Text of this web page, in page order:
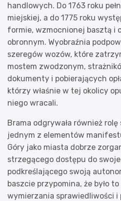
handlowych. Do 1763 roku
miejskiej, a do 1775 roku
formie, wzmocnionej basztą i
obronnym. Wyobraźnia
szeregów wozów, które
mostem zwodzonym,
dokumenty i pobierających
którzy właśnie w tej okolicy
niego wracali.
Brama odgrywała również rolę
jednym z elementów
Góry jako miasta dobrze
strzegącego dostępu do
podkreślającego swoją
baszcie przypomina, że było
wymierzania sprawiedliwości